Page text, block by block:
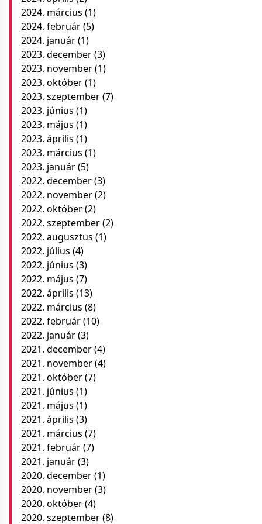
2024. március (1)
2024. február(5)
2024. január(1)
2023. december(3)
2023. november(1)
2023. október(1)
2023. szeptember(7)
2023. június (1)
2023. május (1)
2023. április (1)
2023. március (1)
2023. január(5)
2022. december(3)
2022. november(2)
2022. október(2)
2022. szeptember(2)
2022. augusztus (1)
2022. július (4)
2022. június (3)
2022. május (7)
2022. április (13)
2022. március (8)
2022. február(10)
2022. január(3)
2021. december(4)
2021. november(4)
2021. október(7)
2021. június (1)
2021. május (1)
2021. április (3)
2021. március (7)
2021. február(7)
2021. január(3)
2020. december(1)
2020. november(3)
2020. október(4)
2020. szeptember(8)